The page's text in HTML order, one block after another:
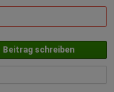
Beitrag schreiben